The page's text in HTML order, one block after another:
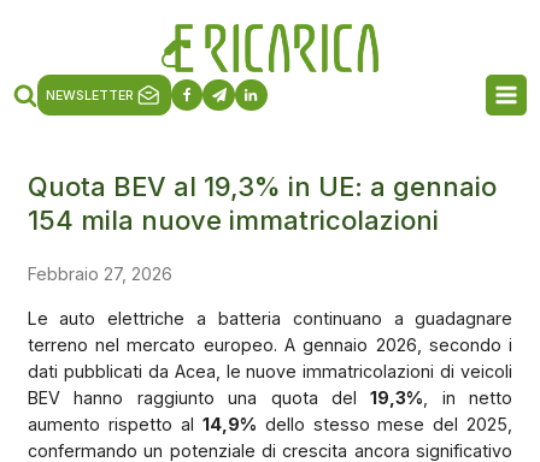
NEWSLETTER
Quota BEV al 19,3% in UE: a gennaio
154 mila nuove immatricolazioni
Febbraio 27, 2026
Le auto elettriche a batteria continuano a guadagnare
terreno nel mercato europeo. A gennaio 2026, secondo i
dati pubblicati da Acea, le nuove immatricolazioni di veicoli
BEV hanno raggiunto una quota del19,3% , in netto
aumento rispetto al 14,9% dello stesso mese del 2025,
confermando un potenziale di crescita ancora significativo